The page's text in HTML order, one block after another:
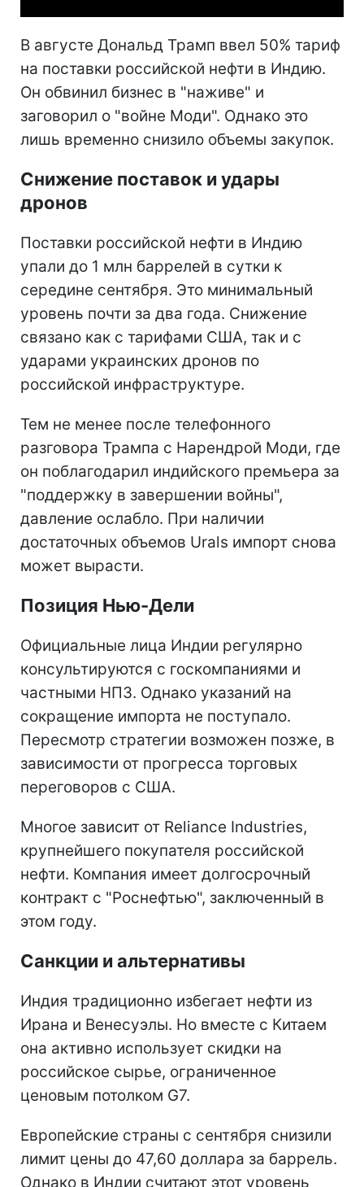
В августе Дональд Трамп ввел 50% тариф
на поставки российской нефти в Индию.
Он обвинил бизнес в "наживе" и
заговорил о "войне Моди". Однако это
лишь временно снизило объемы закупок.
Снижение поставок и удары
дронов
Поставки российской нефти в Индию
упали до 1 млн баррелей в сутки к
середине сентября. Это минимальный
уровень почти за два года. Снижение
связано как с тарифами США, так и с
ударами украинских дронов по
российской инфраструктуре.
Тем не менее после телефонного
разговора Трампа с Нарендрой Моди, где
он поблагодарил индийского премьера за
"поддержку в завершении войны",
давление ослабло. При наличии
достаточных объемов Urals импорт снова
может вырасти.
Позиция Нью-Дели
Официальные лица Индии регулярно
консультируются с госкомпаниями и
частными НПЗ. Однако указаний на
сокращение импорта не поступало.
Пересмотр стратегии возможен позже, в
зависимости от прогресса торговых
переговоров с США.
Многое зависит от Reliance Industries,
крупнейшего покупателя российской
нефти. Компания имеет долгосрочный
контракт с "Роснефтью", заключенный в
этом году.
Санкции и альтернативы
Индия традиционно избегает нефти из
Ирана и Венесуэлы. Но вместе с Китаем
она активно использует скидки на
российское сырье, ограниченное
ценовым потолком G7.
Европейские страны с сентября снизили
лимит цены до 47,60 доллара за баррель.
Однако в Индии считают этот уровень